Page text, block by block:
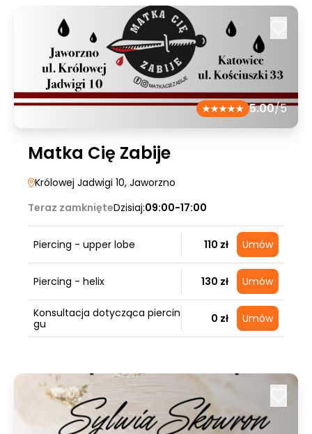
5.00/5
Matka Cię Zabije
Królowej Jadwigi 10, Jaworzno
Teraz zamknięteDzisiaj:09:00-17:00
Piercing - upper lobe 110 zł Umów
Piercing - helix 130 zł Umów
Konsultacja dotycząca piercin
gu
0 zł Umów